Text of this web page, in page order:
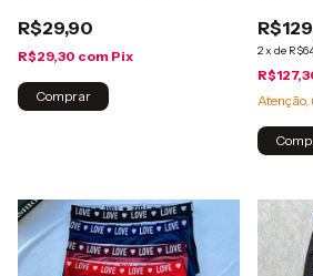
R$29,90
R$29,30 com Pix
Comprar
2x de
Atenção,